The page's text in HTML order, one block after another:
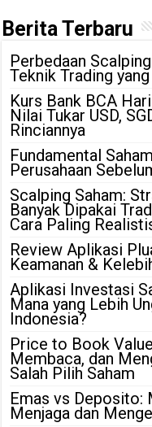
Berita Terbaru
Perbedaan
Teknik Trading
Kurs Bank BCA
Nilai Tukar USD,
Rinciannya
Fundamental
Perusahaan
Scalping Saham:
Banyak Dipakai
Cara Paling
Review Aplikasi
Keamanan &
Aplikasi Investasi
Mana yang Lebih
Indonesia?
Price to Book
Membaca, dan
Salah Pilih Saham
Emas vs Deposito:
Menjaga dan